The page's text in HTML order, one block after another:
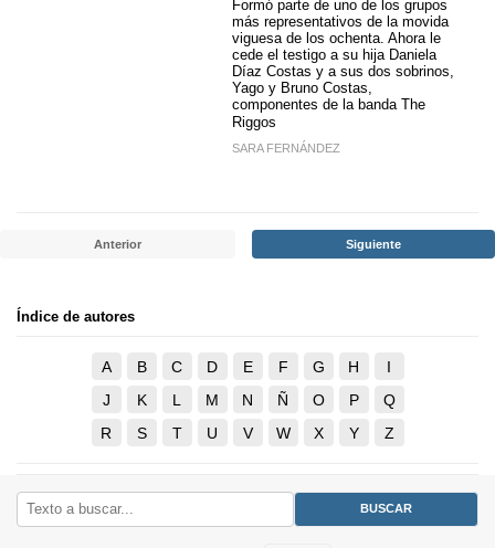
Formó parte de uno de los grupos
más representativos de la movida
viguesa de los ochenta. Ahora le
cede el testigo a su hija Daniela
Díaz Costas y a sus dos sobrinos,
Yago y Bruno Costas,
componentes de la banda The
Riggos
SARA FERNÁNDEZ
Anterior Siguiente
Índice de autores
A B C D E F G H
I
J
K L M N Ñ O P
Q
R
S T U V W X Y Z